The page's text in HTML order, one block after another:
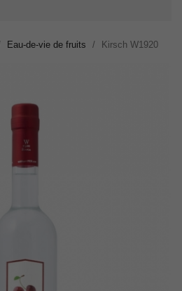
Eau-de-vie de fruits Kirsch W1920